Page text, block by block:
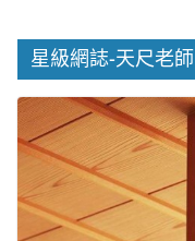
星級網誌-天尺老師